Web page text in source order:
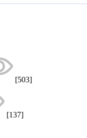
[503]
[137]